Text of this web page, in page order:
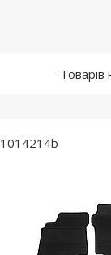
1014214b